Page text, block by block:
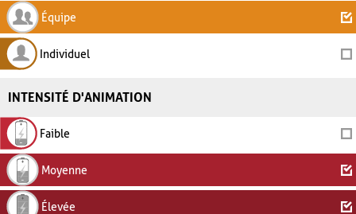
Équipe
Individuel
INTENSITÉ D'ANIMATION
Faible
Moyenne
Élevée